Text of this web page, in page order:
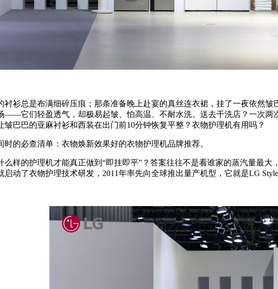
衬衫总是布满细碎压痕；那条准备晚上赴宴的真丝连衣裙，挂了一夜依然
——它们轻盈透气，却极易起皱、怕高温、不耐水洗。送去干洗店？一次
巴巴的亚麻衬衫和西装在出门前10分钟恢复平整？衣物护理机有用吗？
的必查清单：衣物焕新效果好的衣物护理机品牌推荐。
样的护理机才能真正做到“即挂即平”？答案往往不是看谁家的蒸汽量最
启动了衣物护理技术研发，2011年率先向全球推出量产机型，它就是LG